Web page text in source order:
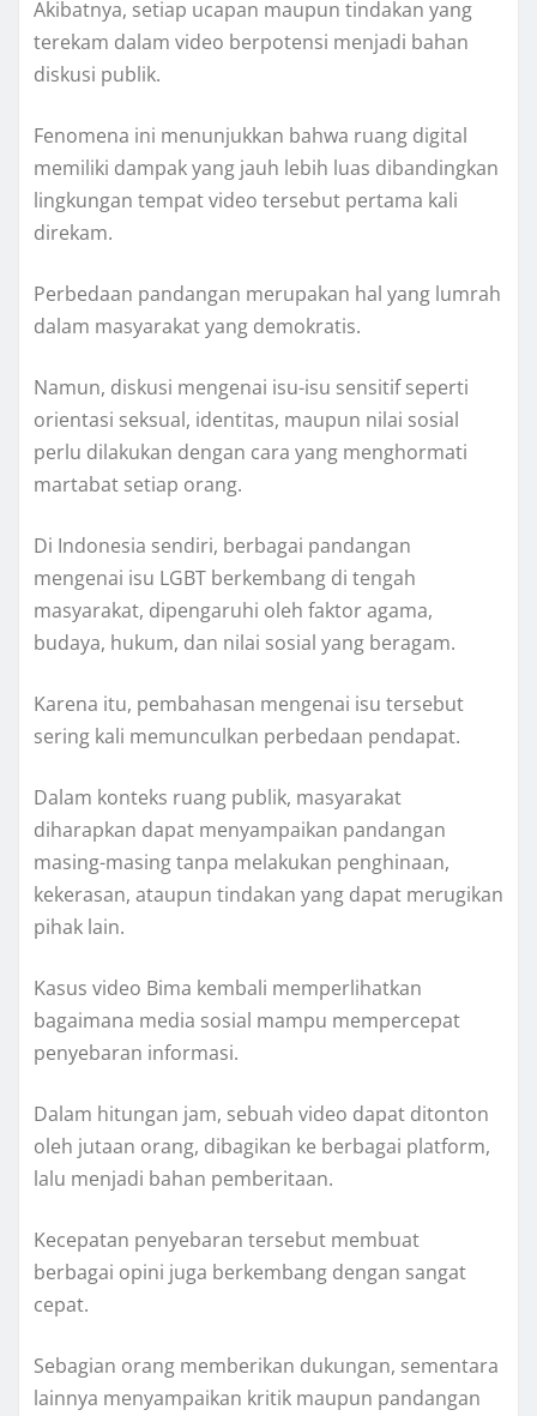
Akibatnya, setiap ucapan maupun tindakan yang
terekam dalam video berpotensi menjadi bahan
diskusi publik.
Fenomena ini menunjukkan bahwa ruang digital
memiliki dampak yang jauh lebih luas dibandingkan
lingkungan tempat video tersebut pertama kali
direkam.
Perbedaan pandangan merupakan hal yang lumrah
dalam masyarakat yang demokratis.
Namun, diskusi mengenai isu-isu sensitif seperti
orientasi seksual, identitas, maupun nilai sosial
perlu dilakukan dengan cara yang menghormati
martabat setiap orang.
Di Indonesia sendiri, berbagai pandangan
mengenai isu LGBT berkembang di tengah
masyarakat, dipengaruhi oleh faktor agama,
budaya, hukum, dan nilai sosial yang beragam.
Karena itu, pembahasan mengenai isu tersebut
sering kali memunculkan perbedaan pendapat.
Dalam konteks ruang publik, masyarakat
diharapkan dapat menyampaikan pandangan
masing-masing tanpa melakukan penghinaan,
kekerasan, ataupun tindakan yang dapat merugikan
pihak lain.
Kasus video Bima kembali memperlihatkan
bagaimana media sosial mampu mempercepat
penyebaran informasi.
Dalam hitungan jam, sebuah video dapat ditonton
oleh jutaan orang, dibagikan ke berbagai platform,
lalu menjadi bahan pemberitaan.
Kecepatan penyebaran tersebut membuat
berbagai opini juga berkembang dengan sangat
cepat.
Sebagian orang memberikan dukungan, sementara
lainnya menyampaikan kritik maupun pandangan